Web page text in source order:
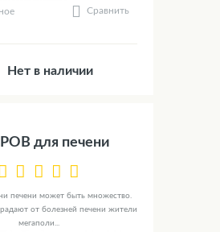
Сравнить
Нет в наличии
для печени
печени может быть множество.
от болезней печени жители
мегаполи...